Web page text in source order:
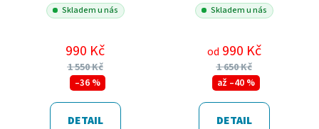
Skladem u nás
990 Kč
1 550 Kč
–36 %
DETAIL
Skladem u nás
od 990 Kč
1 650 Kč
až –40 %
DETAIL